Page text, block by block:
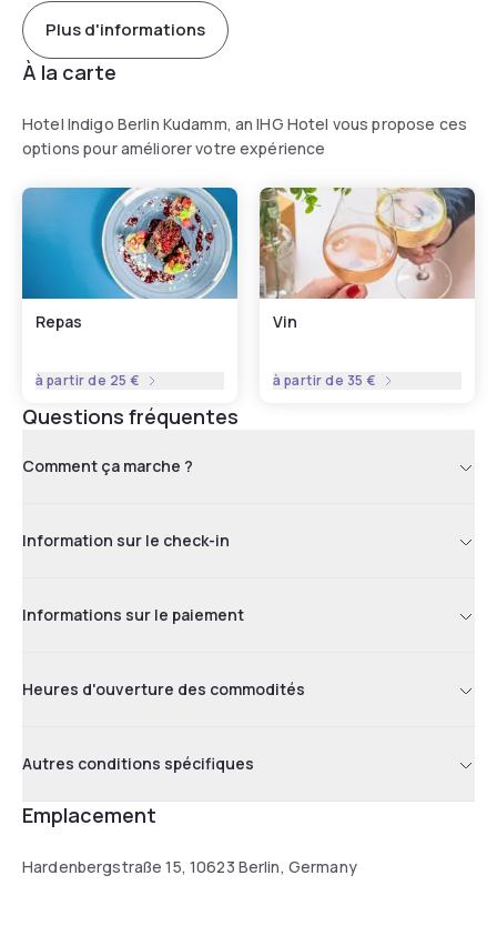
Plus d'informations
À la carte
Hotel Indigo Berlin Kudamm, an IHG Hotel vous propose ces
options pour améliorer votre expérience
Repas
à partir de 25 €
Vin
à partir de 35 €
Questions fréquentes
Comment ça marche ?
Information sur le check-in
Informations sur le paiement
Heures d'ouverture des commodités
Autres conditions spécifiques
Emplacement
Hardenbergstraße 15, 10623 Berlin, Germany